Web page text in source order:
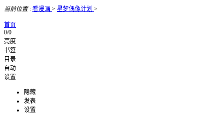
当前位置: 看漫画 > 星梦偶像计划 >
首页
0/0
亮度
书签
目录
自动
设置
隐藏
发表
设置